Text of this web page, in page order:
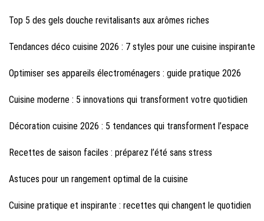
Top 5 des gels douche revitalisants aux arômes riches
Tendances déco cuisine 2026 : 7 styles pour une cuisine inspirante
Optimiser ses appareils électroménagers : guide pratique 2026
Cuisine moderne : 5 innovations qui transforment votre quotidien
Décoration cuisine 2026 : 5 tendances qui transforment l’espace
Recettes de saison faciles : préparez l’été sans stress
Astuces pour un rangement optimal de la cuisine
Cuisine pratique et inspirante : recettes qui changent le quotidien